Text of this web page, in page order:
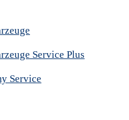
Service Plus
Service